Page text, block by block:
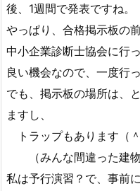
後、1週間で発表ですね。
やっぱり、合格掲示板の
中小企業診断士協会に行
良い機会なので、一度行
でも、掲示板の場所は、
ますし、
トラップもあります（＾
（みんな間違った建物
私は予行演習？で、事前